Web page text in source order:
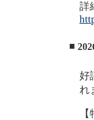
詳
■
好
れ